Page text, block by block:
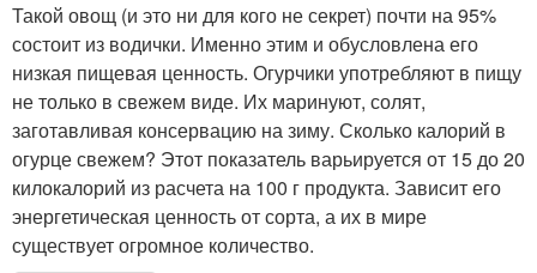
Такой овощ (и это ни для кого не секрет) почти на 95%
состоит из водички. Именно этим и обусловлена его
низкая пищевая ценность. Огурчики употребляют в пищу
не только в свежем виде. Их маринуют, солят,
заготавливая консервацию на зиму. Сколько калорий в
огурце свежем? Этот показатель варьируется от 15 до 20
килокалорий из расчета на 100 г продукта. Зависит его
энергетическая ценность от сорта, а их в мире
существует огромное количество.